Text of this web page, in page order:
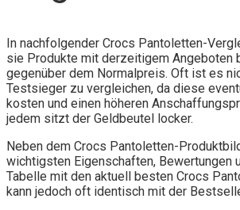
In nachfolgender Crocs Pantoletten-
sie Produkte mit derzeitigem Angeboten
gegenüber dem Normalpreis. Oft ist es
Testsieger zu vergleichen, da diese
kosten und einen höheren
jedem sitzt der Geldbeutel locker.
Neben dem Crocs Pantoletten-
wichtigsten Eigenschaften, Bewertungen
Tabelle mit den aktuell besten Crocs
kann jedoch oft identisch mit der